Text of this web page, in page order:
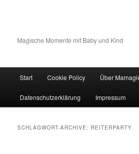
Magische Momente mit Baby und Kind
Zum Inhalt wechseln
Zum sekundären Inhalt wechseln
Start Cookie Policy Über
Datenschutzerklärung Impressum
SCHLAGWORT-ARCHIVE: REITERPARTY